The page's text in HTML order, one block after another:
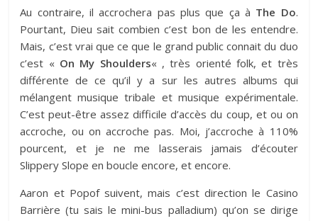
Au contraire, il accrochera pas plus que ça à The Do.
Pourtant, Dieu sait combien c’est bon de les entendre.
Mais, c’est vrai que ce que le grand public connait du duo
c’est « On My Shoulders« , très orienté folk, et très
différente de ce qu’il y a sur les autres albums qui
mélangent musique tribale et musique expérimentale.
C’est peut-être assez difficile d’accès du coup, et ou on
accroche, ou on accroche pas. Moi, j’accroche à 110%
pourcent, et je ne me lasserais jamais d’écouter
Slippery Slope en boucle encore, et encore.
Aaron et Popof suivent, mais c’est direction le Casino
Barrière (tu sais le mini-bus palladium) qu’on se dirige